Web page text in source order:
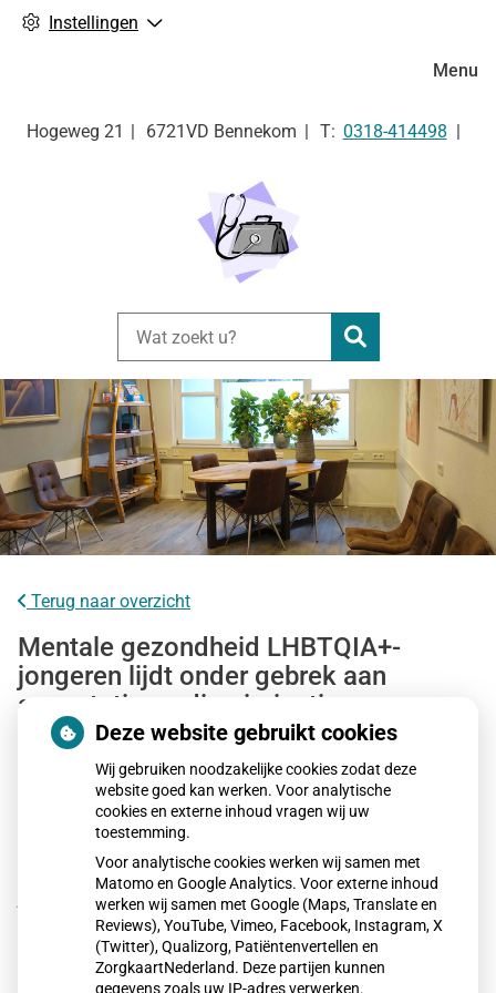
Instellingen
Hogeweg 21 6721VD Bennekom Tel:
0318-414498
Zoeken
Menu
Terug naar overzicht
Mentale gezondheid LHBTQIA+-
jongeren lijdt onder gebrek aan
acceptatie en discriminatie
LHBTQIA+-jongeren ervaren vaker mentale
gezondheidsproblemen dan leeftijdsgenoten. Gebrek aan
acceptatie, discriminatie en agressie spelen hierbij een
grote rol. Jongeren die zichzelf kunnen zijn, voelen zich
mentaal beter. Volgens het RIVM beschikken LHBTQIA+-
jongvolwassenen minder vaak over beschermende
factoren zoals weerbaarheid, wat hun mentale gezondheid
verder onder druk zet.
Deze website gebruikt cookies
Wij gebruiken noodzakelijke cookies zodat deze
website goed kan werken. Voor analytische
cookies en externe inhoud vragen wij uw
toestemming.
Voor analytische cookies werken wij samen met
Matomo en Google Analytics. Voor externe inhoud
werken wij samen met Google (Maps, Translate en
Reviews), YouTube, Vimeo, Facebook, Instagram, X
(Twitter), Qualizorg, Patiëntenvertellen en
ZorgkaartNederland. Deze partijen kunnen
gegevens zoals uw IP-adres verwerken.